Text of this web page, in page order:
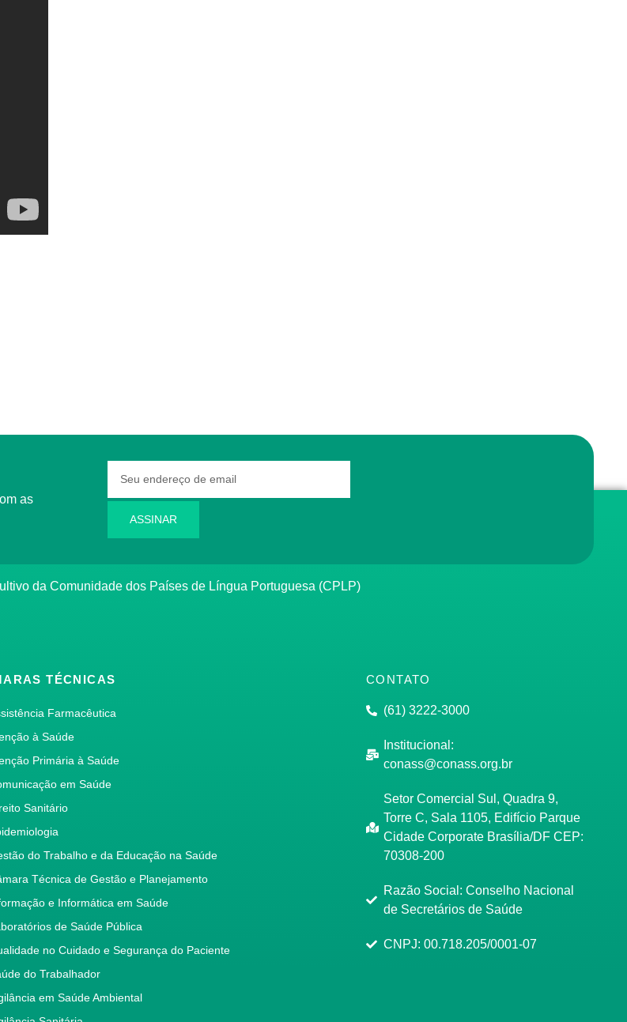
ASSINAR
da Comunidade dos Países de Língua Portuguesa (CPLP)
TÉCNICAS
Farmacêutica
à Saúde
Primária à Saúde
em Saúde
Sanitário
do Trabalho e da Educação na Saúde
Técnica de Gestão e Planejamento
e Informática em Saúde
de Saúde Pública
no Cuidado e Segurança do Paciente
do Trabalhador
em Saúde Ambiental
CONTATO
(61) 3222-3000
Institucional:
conass@conass.org.br
Setor Comercial Sul, Quadra 9,
Torre C, Sala 1105, Edifício Parque
Cidade Corporate Brasília/DF CEP:
70308-200
Razão Social: Conselho Nacional
de Secretários de Saúde
CNPJ: 00.718.205/0001-07